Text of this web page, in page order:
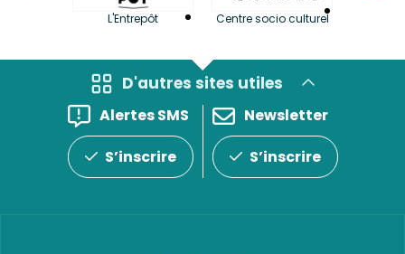
L'Entrepôt Centre socio culturel
D'autres sites utiles
Alertes SMS
S’inscrire
Newsletter
S’inscrire